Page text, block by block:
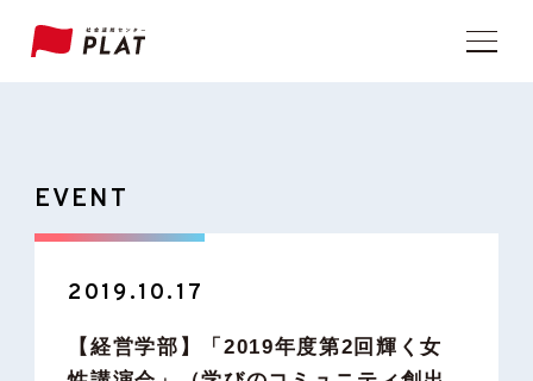
EVENT
2019.10.17
【経営学部】「2019年度第2回輝く女